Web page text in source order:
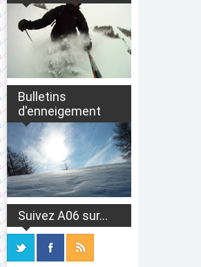
Bulletins
d'enneigement
Suivez A06 sur...